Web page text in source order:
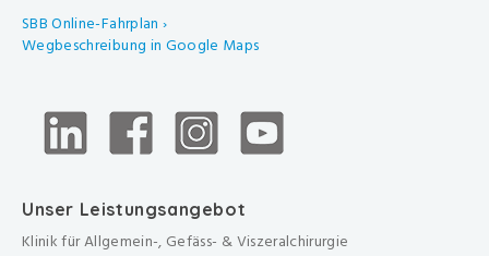
SBB Online-Fahrplan ›
Wegbeschreibung in Google Maps
Unser Leistungsangebot
Klinik für Allgemein-, Gefäss- & Viszeralchirurgie